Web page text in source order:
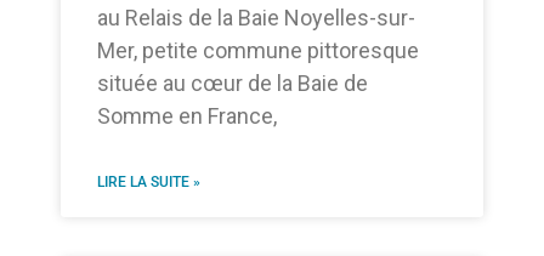
au Relais de la Baie Noyelles-sur-
Mer, petite commune pittoresque
située au cœur de la Baie de
Somme en France,
LIRE LA SUITE »